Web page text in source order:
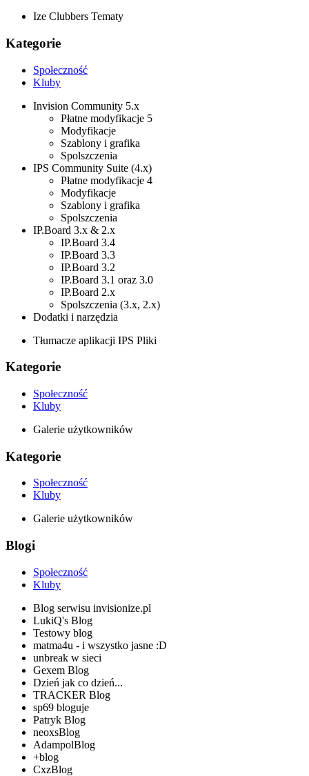
Ize Clubbers Tematy
Kategorie
Społeczność
Kluby
Invision Community 5.x
Płatne modyfikacje 5
Modyfikacje
Szablony i grafika
Spolszczenia
IPS Community Suite (4.x)
Płatne modyfikacje 4
Modyfikacje
Szablony i grafika
Spolszczenia
IP.Board 3.x & 2.x
IP.Board 3.4
IP.Board 3.3
IP.Board 3.2
IP.Board 3.1 oraz 3.0
IP.Board 2.x
Spolszczenia (3.x, 2.x)
Dodatki i narzędzia
Tłumacze aplikacji IPS Pliki
Kategorie
Społeczność
Kluby
Galerie użytkowników
Kategorie
Społeczność
Kluby
Galerie użytkowników
Blogi
Społeczność
Kluby
Blog serwisu invisionize.pl
LukiQ's Blog
Testowy blog
matma4u - i wszystko jasne :D
unbreak w sieci
Gexem Blog
Dzień jak co dzień...
TRACKER Blog
sp69 bloguje
Patryk Blog
neoxsBlog
AdampolBlog
+blog
CxzBlog